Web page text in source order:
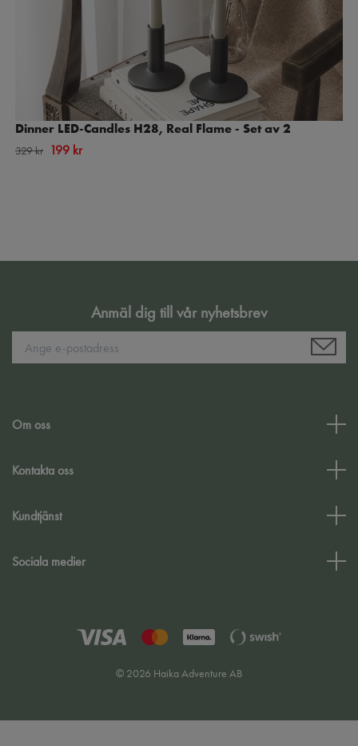
Dinner LED-Candles H28, Real Flame - Set av 2
329 kr 199 kr
Anmäl dig till vår nyhetsbrev
Om oss
Kontakta oss
Kundtjänst
Sociala medier
© 2026 Haika Adventure AB